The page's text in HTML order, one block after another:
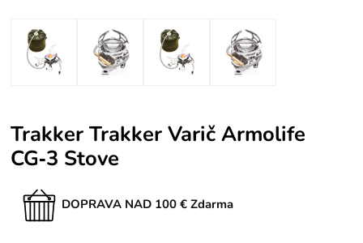
Trakker Trakker Varič Armolife
CG‑3 Stove
DOPRAVA NAD 100 € Zdarma